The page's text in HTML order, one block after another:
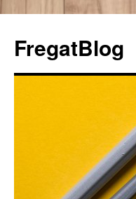
FregatBlog